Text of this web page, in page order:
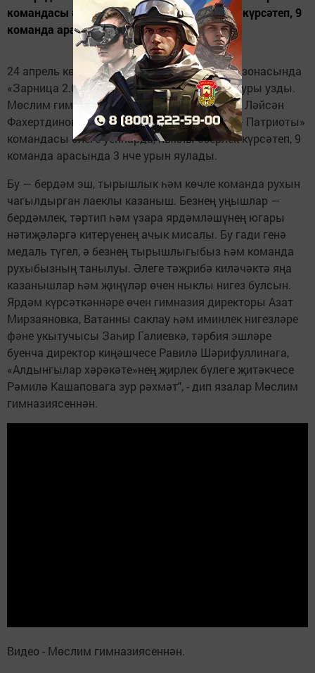
командасы әлеге уеннарда, ныклы әзерлек күрсәтеп, 9
команда арасында 3 нче урын яулады
24 апрель көнне Алабуга махсус икътисади зонасында
«Зарница 2.0» бөтенроссия уенының зона туры узды.
Мөслим гимназиясенең сыйныф җитәкчесе Ләйсән
Фахертдинова җитәкчелегендә «Воины 3Б – Патриоты»
командасы әлеге уеннарда, ныклы әзерлек күрсәтеп, 9
команда арасында 3 нче урын яулады.
Бу — бердәм эш, тырышлык һәм көчле команда рухын
чагылдырган лаеклы казаныш. Безнең уңышлар —
бердәмлек, тәртип һәм үзара ярдәмләшүнең югары
нәтиҗәләргә китерүенең ачык мисалы. Бу гади генә
медаль түгел, ә безнең тырышлыгыбыз һәм команда
рухыбызның танылуы. Әлеге тәҗрибә киләчәктә яңа
казанышлар һәм җиңүләр өчен ныклы нигез булсын.
Ярдәм күрсәткәннәре өчен гимназия директоры Азат
Мирзаяновка, Ватанны саклау һәм иминлек нигезләре
фәне укытучысы Заһир Галиевкә, тәрбия эшләре
буенча директор киңәшчесе Равилә Шәрифуллинага,
«Алдынгылар хәрәкәте»нең җирлек бүлеге җитәкчесе
Рәмилә Кашаповага зур рәхмәт", - дип язалар Мөслим
гимназиясеннән.
Видео - Мөслим гимназиясеннән.